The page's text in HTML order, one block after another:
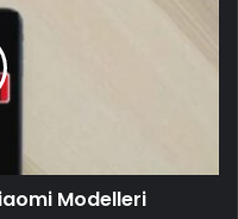
Modelleri